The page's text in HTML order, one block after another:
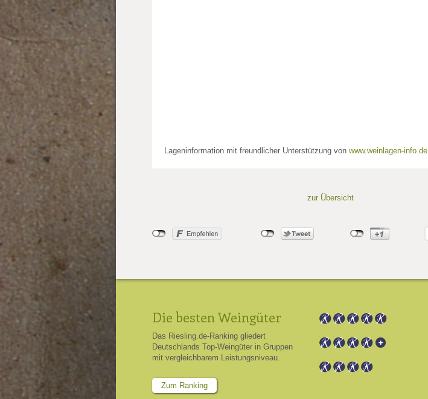
Lageninformation mit freundlicher Unterstützung von www.weinlagen-info.de
zur Übersicht
Die besten Weingüter
Das Riesling.de-Ranking gliedert
Deutschlands Top-Weingüter in Gruppen
mit vergleichbarem Leistungsniveau.
Zum Ranking